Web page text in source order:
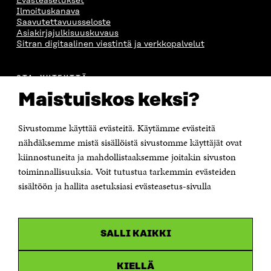
Maistuiskos keksi?
Sivustomme käyttää evästeitä. Käytämme evästeitä
nähdäksemme mistä sisällöistä sivustomme käyttäjät ovat
kiinnostuneita ja mahdollistaaksemme joitakin sivuston
toiminnallisuuksia. Voit tutustua tarkemmin evästeiden
sisältöön ja hallita asetuksiasi evästeasetus-sivulla
SALLI KAIKKI
KIELLÄ
S
S
A
S
A
A
Ilmoituskanava
Saavutettavuusseloste
Asiakirjajulkisuuskuvaus
Sitran digitaalinen viestintä ja verkkopalvelut
OTA YHTEYTTÄ
Itämerenkatu 11-13, PL 160,
00181 Helsinki
Puhelin +358 294 618 991
Sähköpostiosoite
Saapumisohjeet
Y-tunnus 0202132-3